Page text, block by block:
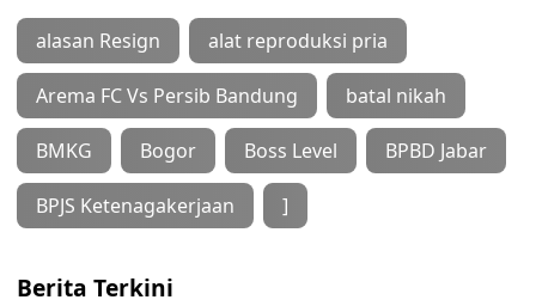
alasan Resign alat reproduksi pria
Arema FC Vs Persib Bandung batal nikah
BMKG Bogor Boss Level BPBD Jabar
BPJS Ketenagakerjaan ]
Berita Terkini